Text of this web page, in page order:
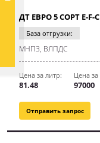
Отправить запрос
ДТ ЕВРО 5 СОРТ E-F-
База отгрузки:
МНПЗ, ВЛПДС
Цена за литр:
81.48
Цена за
97000